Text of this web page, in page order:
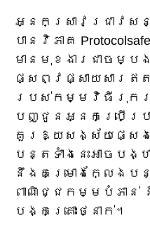
អ្នកស្រាវជ្រាវ
បានវិភាគ
មានមុខងារជាចម្ប
ផ្សព្វផ្សាយសារឥ
របស់កម្មវិធីរុក
បញ្ជូនអ្នកប្រើប្រា
គួរឱ្យសង្ស័យផ្សេង
បន្តទាំងនេះអាចប
នឹងគម្រោងក្លែងប
ពាណិជ្ជកម្មបំភាន់
បង្កគ្រោះថ្នាក់។